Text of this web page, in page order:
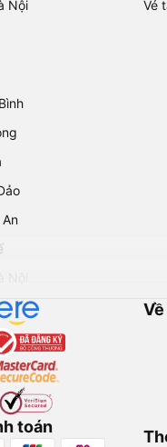
Nội
Vé
toán